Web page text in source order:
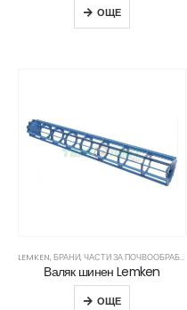
ОЩЕ
LEMKEN,БРАНИ,ЧАСТИ ЗА ПОЧВООБРАБОТВАЩА ТЕХНИКА
Валяк шинен Lemken
ОЩЕ